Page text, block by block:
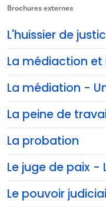
Brochures externes
L'huissier de
La médiaction et
La médiation -
La peine de
La probation
Le juge de paix -
Le pouvoir